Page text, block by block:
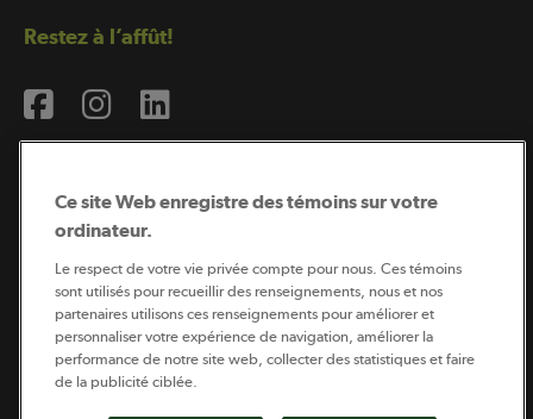
Restez à l’affût!
Coopérateur est publié par Sollio Groupe Coopératif.
Il est l’outil d’information de la coopération agricole
québécoise.
Ce site Web enregistre des témoins sur votre
ordinateur.
Le respect de votre vie privée compte pour nous. Ces témoins
sont utilisés pour recueillir des renseignements, nous et nos
partenaires utilisons ces renseignements pour améliorer et
personnaliser votre expérience de navigation, améliorer la
performance de notre site web, collecter des statistiques et faire
de la publicité ciblée.